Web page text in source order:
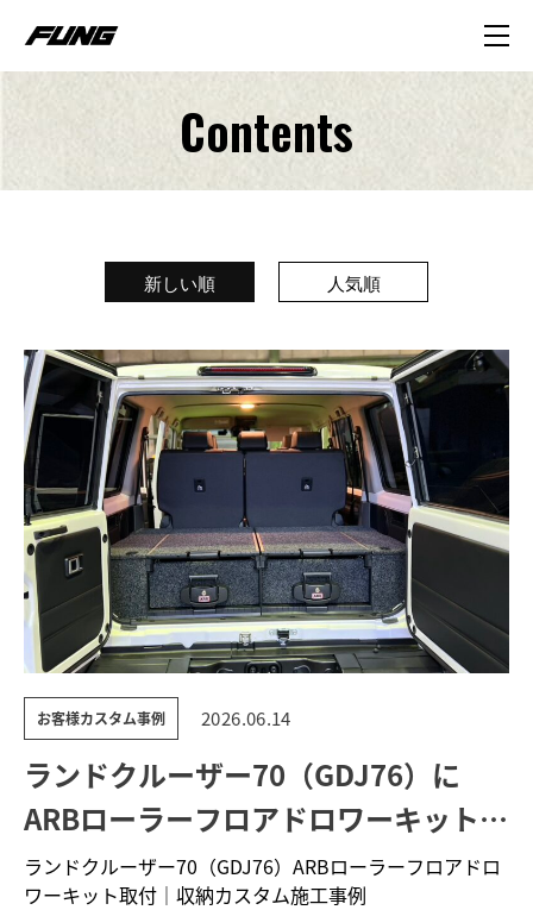
Contents
Contents
新しい順 人気順
お客様カスタム事例 2026.06.14
ランドクルーザー70（GDJ76）に
ARBローラーフロアドロワーキットを
取り付け｜収納力と積載性を向上
ランドクルーザー70（GDJ76）ARBローラーフロアドロ
ワーキット取付｜収納カスタム施工事例